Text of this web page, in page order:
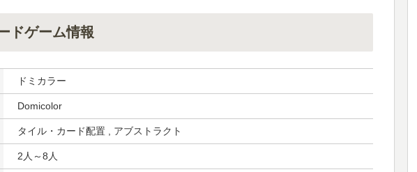
ドゲーム情報
ドミカラー
Domicolor
タイル・カード配置 , アブストラクト
2人～8人